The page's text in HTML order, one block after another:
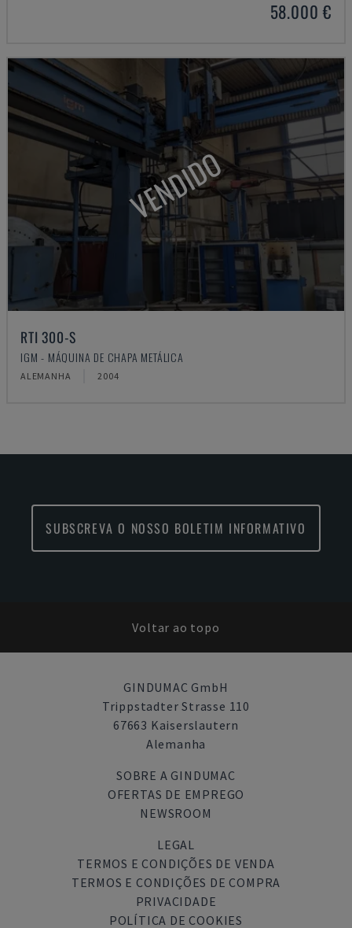
58.000 €
VENDIDO
RTI 300-S
IGM - MÁQUINA DE CHAPA METÁLICA
ALEMANHA 2004
SUBSCREVA O NOSSO BOLETIM INFORMATIVO
Voltar ao topo
GINDUMAC GmbH
Trippstadter Strasse 110
67663 Kaiserslautern
Alemanha
SOBRE A GINDUMAC
OFERTAS DE EMPREGO
NEWSROOM
LEGAL
TERMOS E CONDIÇÕES DE VENDA
TERMOS E CONDIÇÕES DE COMPRA
PRIVACIDADE
POLÍTICA DE COOKIES